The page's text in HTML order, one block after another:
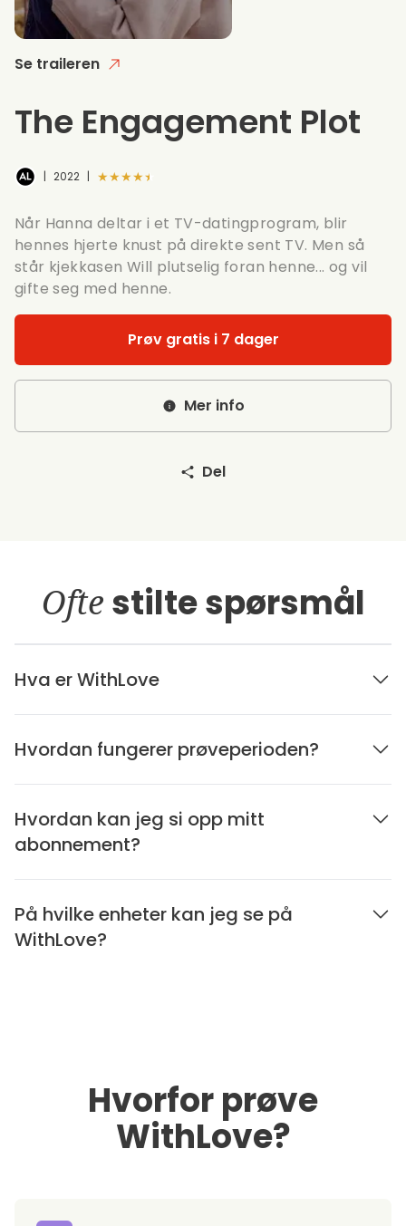
Se traileren
The Engagement Plot
| 2022 | ★★★★★
Når Hanna deltar i et TV-datingprogram, blir
hennes hjerte knust på direkte sent TV. Men så
står kjekkasen Will plutselig foran henne... og vil
gifte seg med henne.
Prøv gratis i 7 dager
Mer info
Del
Ofte stilte spørsmål
Hva er WithLove
Hvordan fungerer prøveperioden?
Hvordan kan jeg si opp mitt
abonnement?
På hvilke enheter kan jeg se på
WithLove?
Hvorfor prøve
WithLove?